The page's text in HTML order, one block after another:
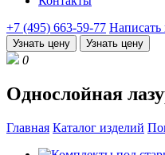
+7 (495) 663-59-77 Написать
Узнать цену Узнать цену
0
Однослойная
Главная Каталог изделий